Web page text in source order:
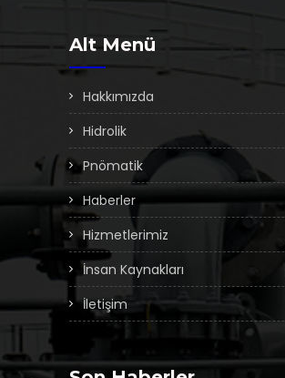
Alt Menü
Hakkımızda
Hidrolik
Pnömatik
Haberler
Hizmetlerimiz
İnsan Kaynakları
İletişim